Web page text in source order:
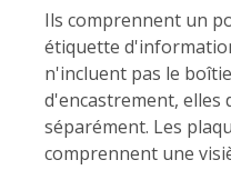
Ils comprennent un
étiquette
n'incluent pas le
d'encastrement, elles
séparément. Les
comprennent une